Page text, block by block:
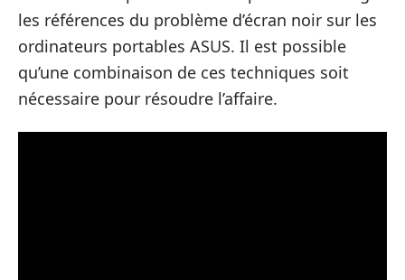
les références du problème d’écran noir sur les
ordinateurs portables ASUS. Il est possible
qu’une combinaison de ces techniques soit
nécessaire pour résoudre l’affaire.